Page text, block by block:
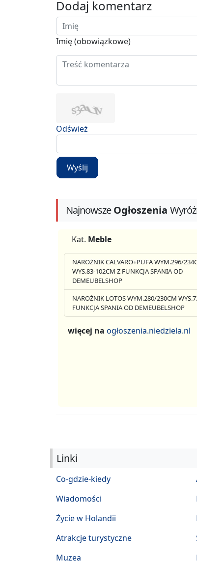
Dodaj komentarz
Imię (obowiązkowe)
Odśwież
Wyślij
NajnowszeOgłoszenia
Kat. Meble
NAROŻNIK CALVARO+PUFA WYM.296/
WYS.83-102CM Z FUNKCJA SPANIA OD
DEMEUBELSHOP
NAROŻNIK LOTOS WYM.280/230CM
FUNKCJA SPANIA OD DEMEUBELSHOP
więcej na ogłoszenia.niedziela.nl
Linki
Co-gdzie-kiedy
Wiadomości
Życie w Holandii
Atrakcje turystyczne
Muzea